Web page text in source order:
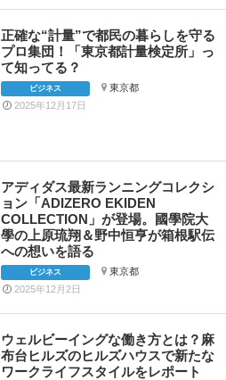
正確な“計量”で都民の暮らしを守る
プロ集団！「東京都計量検定所」っ
て知ってる？
ビジネス
東京都
2025年12月17日
アディダス最新ランニングコレクシ
ョン「ADIZERO EKIDEN
COLLECTION」が登場。國學院大
學の上原琉翔＆野中恒亨が箱根駅伝
への想いを語る
ビジネス
東京都
2025年12月2日
ウェルビーイングな働き方とは？麻
布台ヒルズのヒルズハウスで新たな
ワークライフスタイルをレポート